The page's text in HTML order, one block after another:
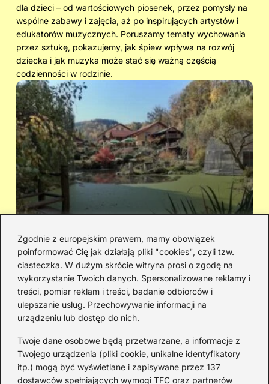
Zgodnie z europejskim prawem, mamy obowiązek
poinformować Cię jak działają pliki "cookies", czyli tzw.
ciasteczka. W dużym skrócie witryna prosi o zgodę na
wykorzystanie Twoich danych. Spersonalizowane reklamy i
treści, pomiar reklam i treści, badanie odbiorców i
ulepszanie usług. Przechowywanie informacji na
urządzeniu lub dostęp do nich.
Twoje dane osobowe będą przetwarzane, a informacje z
Twojego urządzenia (pliki cookie, unikalne identyfikatory
itp.) mogą być wyświetlane i zapisywane przez 137
dostawców spełniających wymogi TFC oraz partnerów
dla dzieci – od wartościowych piosenek, przez pomysły na
wspólne zabawy i zajęcia, aż po inspirujących artystów i
edukatorów muzycznych. Poruszamy tematy wychowania
przez sztukę, pokazujemy, jak śpiew wpływa na rozwój
dziecka i jak muzyka może stać się ważną częścią
codzienności w rodzinie.
Cicha woda — kto śpiewał i jaka jest
historia piosenki
Redakcja
JazzJuniors.pl to miejsce dla rodziców, nauczycieli,
animatorów i wszystkich, którzy wierzą, że muzyka to coś
więcej niż dźwięki – to emocje, relacje i wspomnienia.